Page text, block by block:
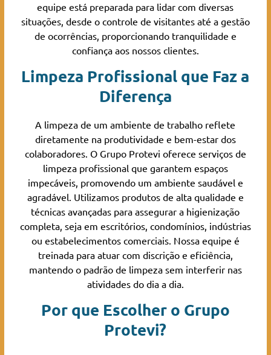
equipe está preparada para lidar com diversas
situações, desde o controle de visitantes até a gestão
de ocorrências, proporcionando tranquilidade e
confiança aos nossos clientes.
Limpeza Profissional que Faz a
Diferença
A limpeza de um ambiente de trabalho reflete
diretamente na produtividade e bem-estar dos
colaboradores. O Grupo Protevi oferece serviços de
limpeza profissional que garantem espaços
impecáveis, promovendo um ambiente saudável e
agradável. Utilizamos produtos de alta qualidade e
técnicas avançadas para assegurar a higienização
completa, seja em escritórios, condomínios, indústrias
ou estabelecimentos comerciais. Nossa equipe é
treinada para atuar com discrição e eficiência,
mantendo o padrão de limpeza sem interferir nas
atividades do dia a dia.
Por que Escolher o Grupo
Protevi?